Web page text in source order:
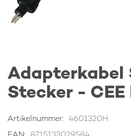
Anfang
Bildgalerie
Adapterkabel
Stecker - CEE
Artikelnummer
4601320H